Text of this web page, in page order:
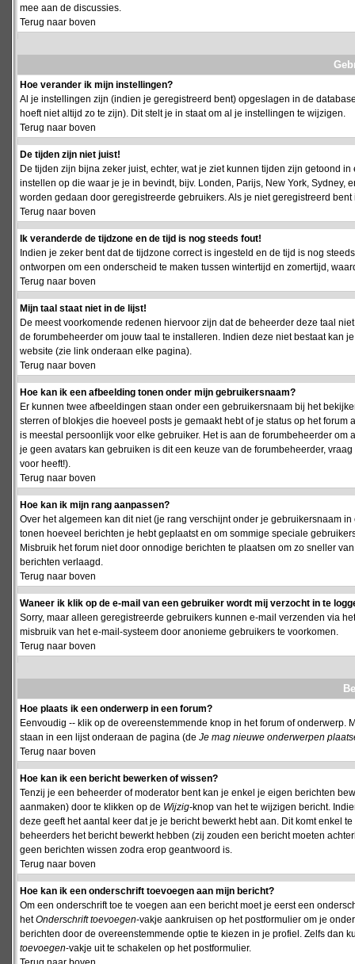
mee aan de discussies.
Terug naar boven
Hoe verander ik mijn instellingen?
Al je instellingen zijn (indien je geregistreerd bent) opgeslagen in de
hoeft niet altijd zo te zijn). Dit stelt je in staat om al je instellingen te wijzigen.
Terug naar boven
De tijden zijn niet juist!
De tijden zijn bijna zeker juist, echter, wat je ziet kunnen tijden zijn getoond
instellen op die waar je je in bevindt, bijv. Londen, Parijs, New York,
worden gedaan door geregistreerde gebruikers. Als je niet geregistreerd
Terug naar boven
Ik veranderde de tijdzone en de tijd is nog steeds fout!
Indien je zeker bent dat de tijdzone correct is ingesteld en de tijd is nog
ontworpen om een onderscheid te maken tussen wintertijd en zomertijd,
Terug naar boven
Mijn taal staat niet in de lijst!
De meest voorkomende redenen hiervoor zijn dat de beheerder deze taal
de forumbeheerder om jouw taal te installeren. Indien deze niet bestaat kan
website (zie link onderaan elke pagina).
Terug naar boven
Hoe kan ik een afbeelding tonen onder mijn gebruikersnaam?
Er kunnen twee afbeeldingen staan onder een gebruikersnaam bij het
sterren of blokjes die hoeveel posts je gemaakt hebt of je status op het
is meestal persoonlijk voor elke gebruiker. Het is aan de forumbeheerder
je geen avatars kan gebruiken is dit een keuze van de forumbeheerder,
voor heeft!).
Terug naar boven
Hoe kan ik mijn rang aanpassen?
Over het algemeen kan dit niet (je rang verschijnt onder je gebruikersnaam
tonen hoeveel berichten je hebt geplaatst en om sommige speciale
Misbruik het forum niet door onnodige berichten te plaatsen om zo sneller
berichten verlaagd.
Terug naar boven
Waneer ik klik op de e-mail van een gebruiker wordt mij verzocht in te
Sorry, maar alleen geregistreerde gebruikers kunnen e-mail verzenden via
misbruik van het e-mail-systeem door anonieme gebruikers te voorkomen.
Terug naar boven
Hoe plaats ik een onderwerp in een forum?
Eenvoudig -- klik op de overeenstemmende knop in het forum of
staan in een lijst onderaan de pagina (de Je mag nieuwe onderwerpen
Terug naar boven
Hoe kan ik een bericht bewerken of wissen?
Tenzij je een beheerder of moderator bent kan je enkel je eigen berichten
aanmaken) door te klikken op de Wijzig-knop van het te wijzigen bericht.
deze geeft het aantal keer dat je je bericht bewerkt hebt aan. Dit komt enkel
beheerders het bericht bewerkt hebben (zij zouden een bericht moeten
geen berichten wissen zodra erop geantwoord is.
Terug naar boven
Hoe kan ik een onderschrift toevoegen aan mijn bericht?
Om een onderschrift toe te voegen aan een bericht moet je eerst een
hetOnderschrift toevoegen-vakje aankruisen op het postformulier om je
berichten door de overeenstemmende optie te kiezen in je profiel. Zelfs dan
toevoegen-vakje uit te schakelen op het postformulier.